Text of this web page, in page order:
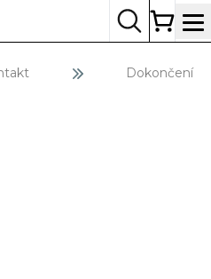
Dokončení